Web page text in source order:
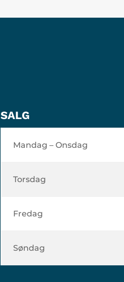
SALG
Mandag – Onsdag
Torsdag
Fredag
Søndag